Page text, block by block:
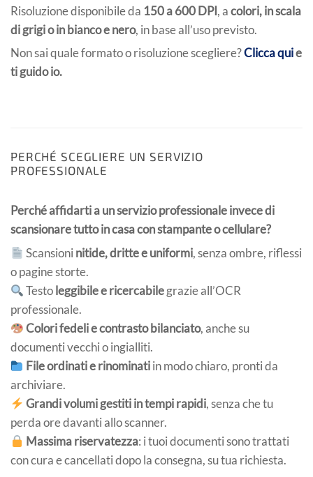
Risoluzione disponibile da 150 a 600 DPI, acolori, in scala
di grigi o in bianco e nero, in base all’uso previsto.
Non sai quale formato o risoluzione scegliere?Clicca quie
ti guido io.
PERCHÉ SCEGLIERE UN SERVIZIO
PROFESSIONALE
Perché affidarti a un servizio professionale invece di
scansionare tutto in casa con stampante o cellulare?
Scansioni nitide, dritte e uniformi, senza ombre, riflessi
o pagine storte.
Testoleggibile e ricercabilegrazie all’OCR
professionale.
Colori fedeli e contrasto bilanciato, anche su
documenti vecchi o ingialliti.
File ordinati e rinominatiin modo chiaro, pronti da
archiviare.
Grandi volumi gestiti in tempi rapidi, senza che tu
perda ore davanti allo scanner.
Massima riservatezza: i tuoi documenti sono trattati
con cura e cancellati dopo la consegna, su tua richiesta.